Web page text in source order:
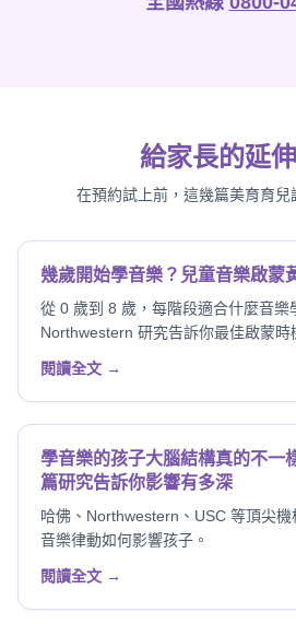
給家長的延
在預約試上前，這幾篇美育育兒
幾歲開始學音樂？兒童音樂啟蒙
從 0 歲到 8 歲，每階段適合什麼音樂
Northwestern 研究告訴你最佳啟蒙時
閱讀全文 →
學音樂的孩子大腦結構真的不
篇研究告訴你影響有多深
哈佛、Northwestern、USC 等頂尖
音樂律動如何影響孩子。
閱讀全文 →